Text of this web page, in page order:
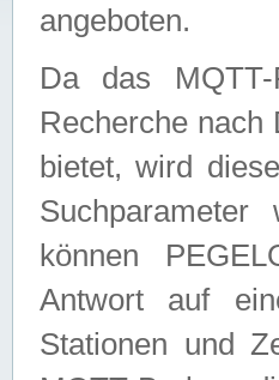
angeboten.
Da das
Recherche nach
bietet, wird
können
Antwort auf
Stationen und